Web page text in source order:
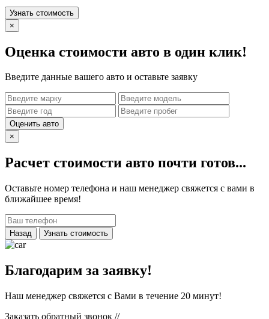
Узнать стоимость
×
Оценка стоимости авто в один клик!
Введите данные вашего авто и оставьте заявку
Оценить авто
×
Расчет стоимости авто почти готов...
Оставьте номер телефона и наш менеджер свяжется с вами в
ближайшее время!
Назад Узнать стоимость
Благодарим за заявку!
Наш менеджер свяжется с Вами в течение 20 минут!
Заказать обратный звонок //